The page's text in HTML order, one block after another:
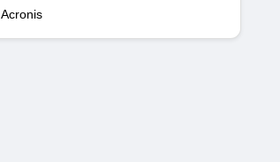
Acronis